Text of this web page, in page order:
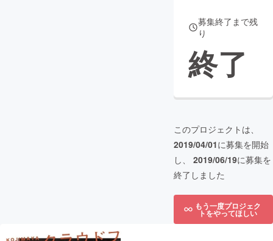
募集終了まで残
り
終了
このプロジェクトは、
2019/04/01に募集を開始
し、 2019/06/19に募集を
終了しました
もう一度プロジェク
トをやってほしい